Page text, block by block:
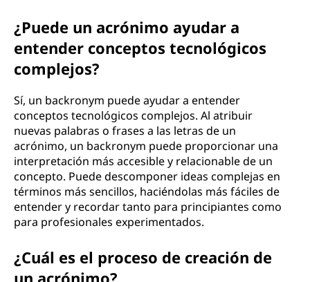
¿Puede un acrónimo ayudar a
entender conceptos tecnológicos
complejos?
Sí, un backronym puede ayudar a entender
conceptos tecnológicos complejos. Al atribuir
nuevas palabras o frases a las letras de un
acrónimo, un backronym puede proporcionar una
interpretación más accesible y relacionable de un
concepto. Puede descomponer ideas complejas en
términos más sencillos, haciéndolas más fáciles de
entender y recordar tanto para principiantes como
para profesionales experimentados.
¿Cuál es el proceso de creación de
un acrónimo?